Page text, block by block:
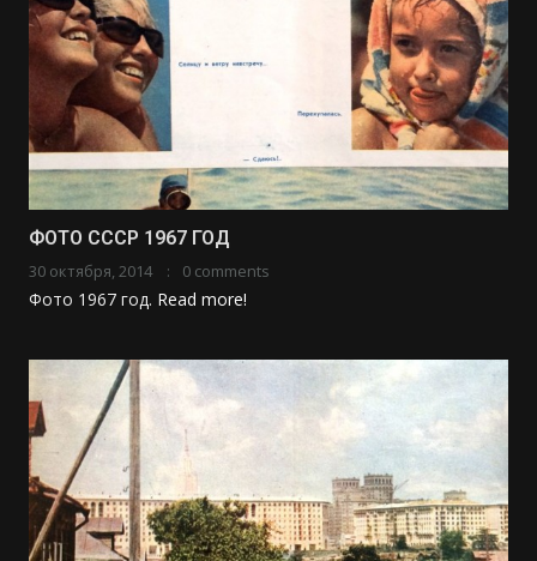
ФОТО СССР 1967 ГОД
30 октября, 2014 0 comments
Фото 1967 год. Read more!